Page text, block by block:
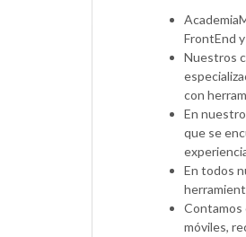
FrontEnd
Nuestros
con
En
que se
En todos
Contamos
móviles,